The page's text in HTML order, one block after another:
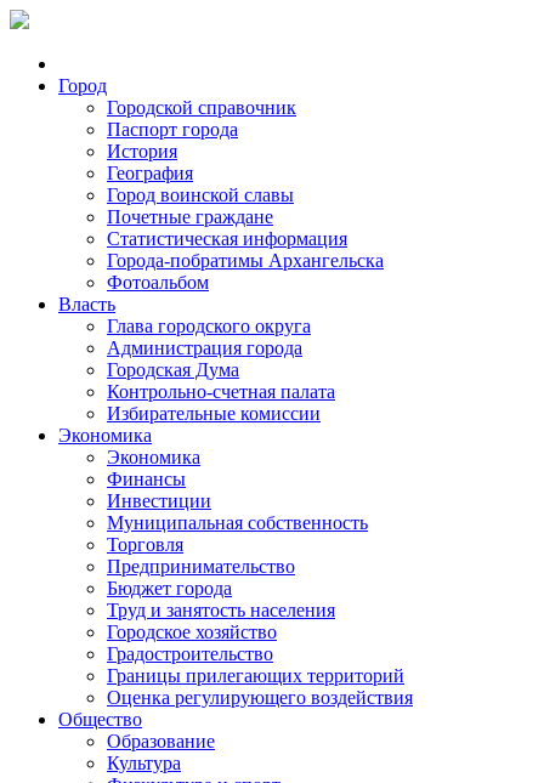
Город
Городской справочник
Паспорт города
История
География
Город воинской славы
Почетные граждане
Статистическая информация
Города-побратимы Архангельска
Фотоальбом
Власть
Глава городского округа
Администрация города
Городская Дума
Контрольно-счетная палата
Избирательные комиссии
Экономика
Экономика
Финансы
Инвестиции
Муниципальная собственность
Торговля
Предпринимательство
Бюджет города
Труд и занятость населения
Городское хозяйство
Градостроительство
Границы прилегающих территорий
Оценка регулирующего воздействия
Общество
Образование
Культура